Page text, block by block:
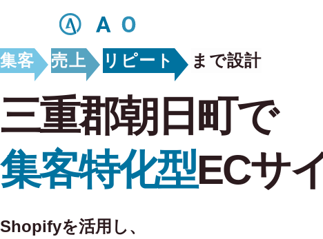
集客 売上 リピート まで設計
三重郡朝日町で
集客特化型ECサ
Shopifyを活用し、